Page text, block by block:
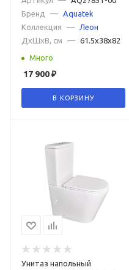
Розовые Серые
Воронкообразные С
Моноблок С полочкой
Электронные
Напольные с бачком
С косым выпуском и
Бренд
—
Aquatek
Коллекция
—
Леон
ДxШxВ, см
— 61.5x38x82
Много
17 900₽
В КОРЗИНУ
Унитаз напольный